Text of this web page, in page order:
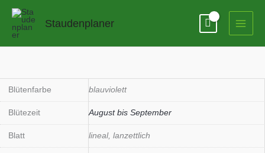
Zum
springen
Staudenplaner
Blütenfarbe blauviolett
Blütezeit August bis September
Blatt lineal, lanzettlich